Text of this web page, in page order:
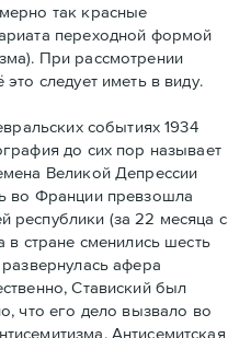
так красные
переходной формой
При рассмотрении
следует иметь в виду.
событиях 1934
до сих пор называет
Великой Депрессии
во Франции превзошла
республики (за 22 месяца с
в стране сменились шесть
афера
Ставиский был
что его дело вызвало во
Антисемитская